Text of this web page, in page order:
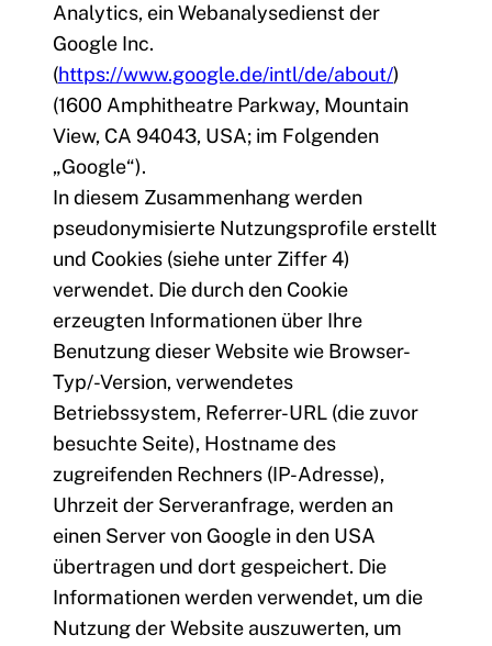
Analytics, ein Webanalysedienst der
Google Inc.
(https://www.google.de/intl/de/about/)
(1600 Amphitheatre Parkway, Mountain
View, CA 94043, USA; im Folgenden
„Google“).
In diesem Zusammenhang werden
pseudonymisierte Nutzungsprofile erstellt
und Cookies (siehe unter Ziffer 4)
verwendet. Die durch den Cookie
erzeugten Informationen über Ihre
Benutzung dieser Website wie Browser-
Typ/-Version, verwendetes
Betriebssystem, Referrer-URL (die zuvor
besuchte Seite), Hostname des
zugreifenden Rechners (IP-Adresse),
Uhrzeit der Serveranfrage, werden an
einen Server von Google in den USA
übertragen und dort gespeichert. Die
Informationen werden verwendet, um die
Nutzung der Website auszuwerten, um